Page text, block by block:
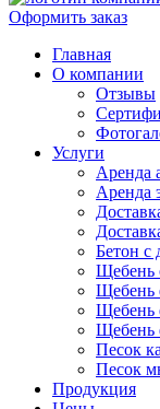
Оформить заказ
Главная
О компании
Отзывы
Услуги
Аренда
Аренда
Бетон с
Щебень
Щебень
Щебень
Щебень
Песок
Песок
Продукция